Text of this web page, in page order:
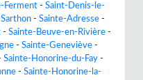
Ferment - Saint-Denis-le-
- Sainte-Adresse -
- Sainte-Beuve-en-Rivière -
- Sainte-Geneviève -
Sainte-Honorine-du-Fay -
- Sainte-Honorine-la-